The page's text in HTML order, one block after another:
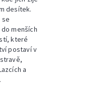
desítek.
se
menších
které
postaví v
a